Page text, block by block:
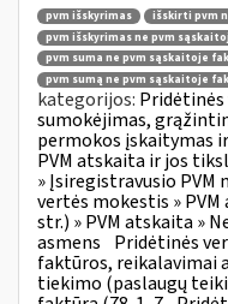
pvm išskyrimas
išskirti pvm
pvm išskyrimas ne pvm
pvm suma ne pvm sąskaitoje
pvm sumą ne pvm sąskaitoje
kategorijos: Pridėtinės
sumokėjimas,
permokos įskaitymas ir
PVM atskaita ir jos
» Įsiregistravusio PVM
vertės mokestis »
str.) » PVM atskaita »
asmens Pridėtinės
faktūros, reikalavimai
tiekimo (paslaugų